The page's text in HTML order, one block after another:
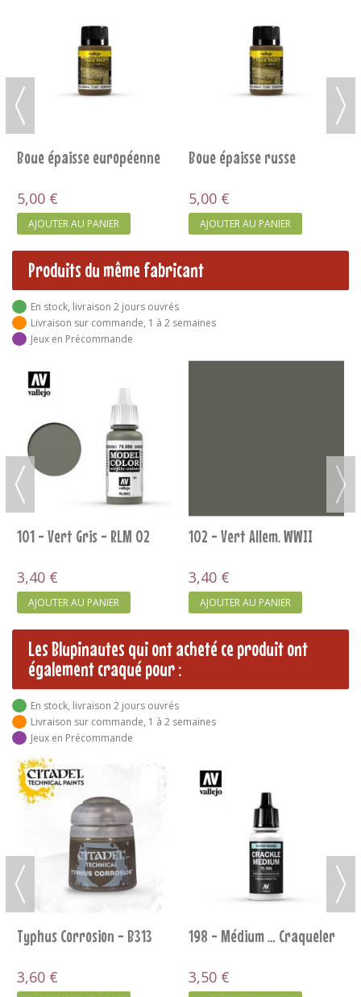
Boue épaisse européenne
5,00 €
AJOUTER AU PANIER
Boue épaisse russe
5,00 €
AJOUTER AU PANIER
Produits du même fabricant
En stock, livraison 2 jours ouvrés
Livraison sur commande, 1 à 2 semaines
Jeux en Précommande
101 - Vert Gris - RLM 02
3,40 €
AJOUTER AU PANIER
102 - Vert Allem. WWII
3,40 €
AJOUTER AU PANIER
Les Blupinautes qui ont acheté ce produit ont
également craqué pour :
En stock, livraison 2 jours ouvrés
Livraison sur commande, 1 à 2 semaines
Jeux en Précommande
Typhus Corrosion - B313
3,60 €
198 - Médium … Craqueler
3,50 €